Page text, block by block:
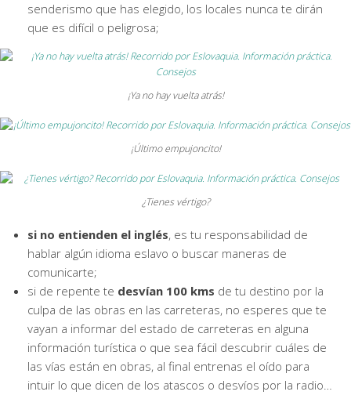
senderismo que has elegido, los locales nunca te dirán
que es difícil o peligrosa;
¡Ya no hay vuelta atrás!
¡Último empujoncito!
¿Tienes vértigo?
si no entienden el inglés, es tu responsabilidad de
hablar algún idioma eslavo o buscar maneras de
comunicarte;
si de repente te desvían 100 kms de tu destino por la
culpa de las obras en las carreteras, no esperes que te
vayan a informar del estado de carreteras en alguna
información turística o que sea fácil descubrir cuáles de
las vías están en obras, al final entrenas el oído para
intuir lo que dicen de los atascos o desvíos por la radio…